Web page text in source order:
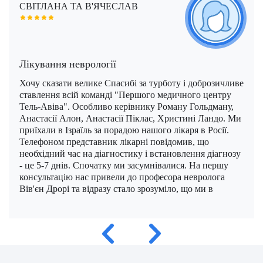
Моше Інбар (Moshe Inbar)
Мустафа Оздоган (Mustafa Ozdogan)
Озкан Їлдиз (Ozkan Yildiz)
Саваш Туна (Savas Tuna)
Семіх Халезероглу (Semih Halezeroglu)
Серкан Кескін (Serkan Keskin)
Серкан Ерканлі (Serkan Erkanli)
Тамар Сафра (Tamar Safra)
Шимон Маймон (Shimon Maimon)
Шломо Давидович (Shlomo Davidovich)
Саліх Марангоз (Salih Marangoz)
Халук Чабук (Haluk Cabuk)
СВІТЛАНА ТА В'ЯЧЕСЛАВ
Лікування неврології
Хочу сказати велике Спасибі за турботу і доброзичливе
ставлення всій команді "Першого медичного центру
Тель-Авіва". Особливо керівнику Роману Гольдману,
Анастасії Алон, Анастасії Піклас, Христині Ландо. Ми
приїхали в Ізраїль за порадою нашого лікаря в Росії.
Телефоном представник лікарні повідомив, що
необхідний час на діагностику і встановлення діагнозу
- це 5-7 днів. Спочатку ми засумнівалися. На першу
консультацію нас привели до професора невролога
Вів'єн Дрорі та відразу стало зрозуміло, що ми в
вразило медичне обладнання в лікарні. Якщо чесно то
таке ставлення і дружелюбність радує, ми не